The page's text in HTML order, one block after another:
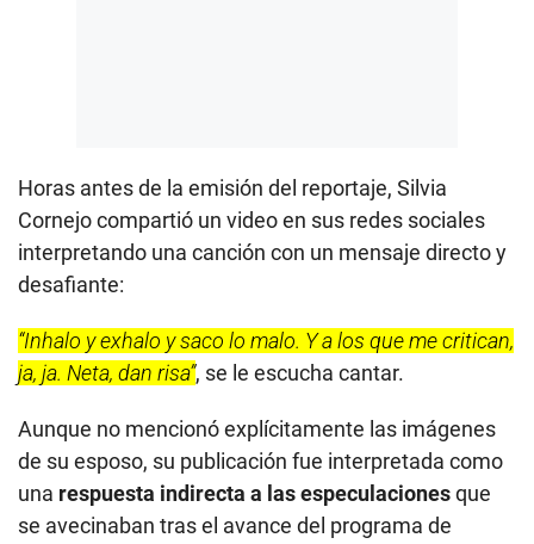
Horas antes de la emisión del reportaje, Silvia
Cornejo compartió un video en sus redes sociales
interpretando una canción con un mensaje directo y
desafiante:
“Inhalo y exhalo y saco lo malo. Y a los que me critican,
ja, ja. Neta, dan risa”, se le escucha cantar.
Aunque no mencionó explícitamente las imágenes
de su esposo, su publicación fue interpretada como
una respuesta indirecta a las especulacionesque
se avecinaban tras el avance del programa de